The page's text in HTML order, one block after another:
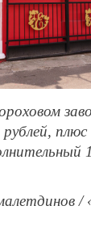
плюс
/